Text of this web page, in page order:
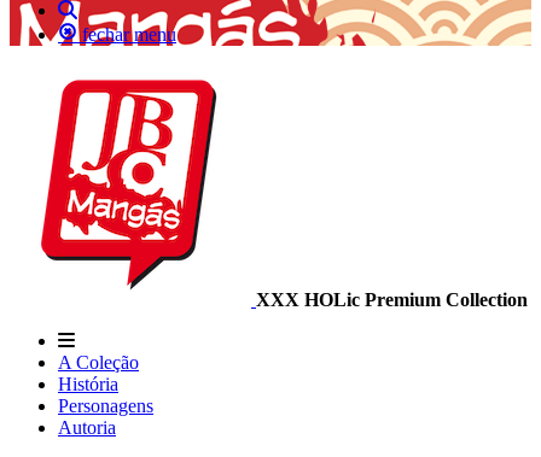
fechar menu
XXX HOLic Premium Collection
A Coleção
História
Personagens
Autoria